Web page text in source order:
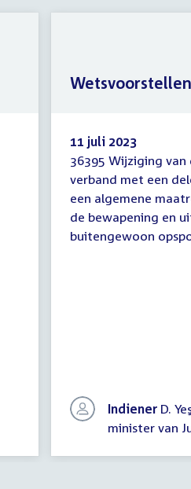
Wetsvoorstellen
regering
11 juli 2023
36395 Wijziging
verband met een
een algemene
de bewapening en
buitengewoon
Indiener D.
minister van